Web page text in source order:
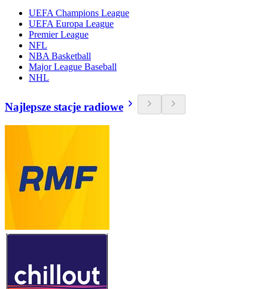
UEFA Champions League
UEFA Europa League
Premier League
NFL
NBA Basketball
Major League Baseball
NHL
Najlepsze stacje radiowe